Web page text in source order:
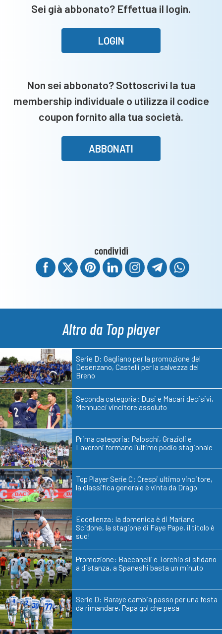
Sei già abbonato? Effettua il login.
LOGIN
Non sei abbonato? Sottoscrivi la tua
membership individuale o utilizza il codice
coupon fornito alla tua società.
ABBONATI
condividi
Altro da Top player
Serie D: Gagliano per la promozione del
Desenzano, Castelli per la salvezza del
Breno
Seconda categoria: Dusi e Macari decisivi,
Mennucci vincitore assoluto
Prima categoria: Paloschi, Grazioli e
Laveroni formano l’ultimo podio stagionale
Top Player Serie C: Crespi ultimo vincitore,
la classifica generale è vinta da Drago
Eccellenza: la domenica è di Mariano
Scidone, la stagione di Faye Pape, il titolo è
suo!
Promozione: Baccanelli e Torchio si sfidano
a distanza, a Spaneshi basta un minuto
Serie D: Baraye cambia passo per una festa
da rimandare, Papa gol che pesa